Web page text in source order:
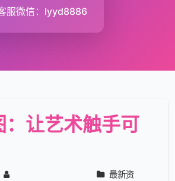
服微信：lyyd8886
：让艺术触手可
最新资